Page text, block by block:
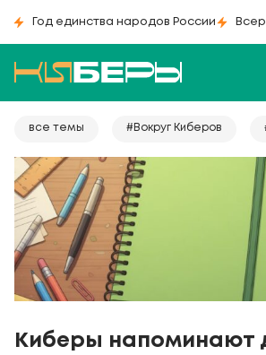
Год единства народов России
все темы #Вокруг Киберов
Киберы напоминают